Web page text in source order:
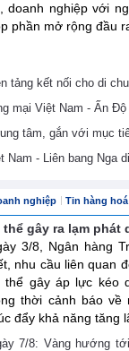
doanh nghiệp với
phần mở rộng đầu
tảng kết nối cho di
mại Việt Nam - Ấn Độ
tâm, gắn với mục
- Liên bang Nga
nghiệp Tin hàng
gây ra lạm phát
3/8, Ngân hàng
nhu cầu liên quan
thể gây áp lực kéo
thời cảnh báo
đẩy khả năng tăng
7/8: Vàng hướng